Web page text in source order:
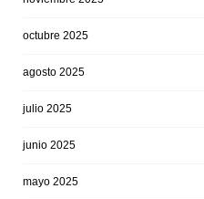
octubre 2025
agosto 2025
julio 2025
junio 2025
mayo 2025